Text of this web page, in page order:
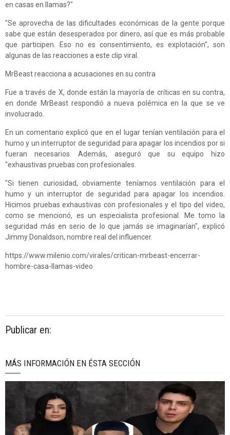
en casas en llamas?"
"Se aprovecha de las dificultades económicas de la gente porque
sabe que están desesperados por dinero, así que es más probable
que participen. Eso no es consentimiento, es explotación", son
algunas de las reacciones a este clip viral.
MrBeast reacciona a acusaciones en su contra
Fue a través de X, donde están la mayoría de críticas en su contra,
en donde MrBeast respondió a nueva polémica en la que se ve
involucrado.
En un comentario explicó que en el lugar tenían ventilación para el
humo y un interruptor de seguridad para apagar los incendios por si
fueran necesarios. Además, aseguró que su equipo hizo
"exhaustivas pruebas con profesionales.
"Si tienen curiosidad, obviamente teníamos ventilación para el
humo y un interruptor de seguridad para apagar los incendios.
Hicimos pruebas exhaustivas con profesionales y el tipo del video,
como se mencionó, es un especialista profesional. Me tomo la
seguridad más en serio de lo que jamás se imaginarían", explicó
Jimmy Donaldson, nombre real del influencer.
https://www.milenio.com/virales/critican-mrbeast-encerrar-
hombre-casa-llamas-video
Publicar en:
MÁS INFORMACIÓN EN ÉSTA SECCIÓN